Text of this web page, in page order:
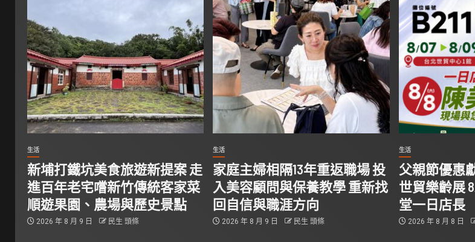
生活
新埔打鐵坑美食旅遊新提案 走
進百年老宅嚐新竹傳統客家菜
順遊果園、農場與歷史景點
2026 年 8 月 9 日 民生 頭條
生活
家庭主婦相隔13年重返職場 投
入美容顧問與保養教學 重新找
回自信與職涯方向
2026 年 8 月 9 日 民生 頭條
生活
父親節優惠
世貿樂齡展
堂一日店長
2026 年 8 月 8 日